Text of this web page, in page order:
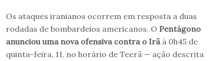
Os ataques iranianos ocorrem em resposta a duas
rodadas de bombardeios americanos. O Pentágono
anunciou uma nova ofensiva contra o Irã à 0h45 de
quinta-feira, 11, no horário de Teerã — ação descrita